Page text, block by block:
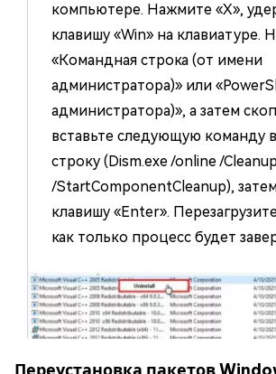
компьютере. Нажмите «X»,
клавишу «Win» на клавиатуре.
«Командная строка (от имени
администратора)» или
администратора)», а затем
вставьте следующую команду
строку (Dism.exe /online /
/StartComponentCleanup),
клавишу «Enter».
как только процесс будет